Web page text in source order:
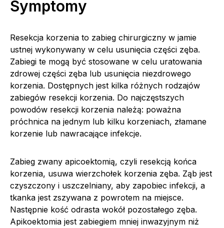
Symptomy
Resekcja korzenia to zabieg chirurgiczny w jamie
ustnej wykonywany w celu usunięcia części zęba.
Zabiegi te mogą być stosowane w celu uratowania
zdrowej części zęba lub usunięcia niezdrowego
korzenia. Dostępnych jest kilka różnych rodzajów
zabiegów resekcji korzenia. Do najczęstszych
powodów resekcji korzenia należą: poważna
próchnica na jednym lub kilku korzeniach, złamane
korzenie lub nawracające infekcje.
Zabieg zwany apicoektomią, czyli resekcją końca
korzenia, usuwa wierzchołek korzenia zęba. Ząb jest
czyszczony i uszczelniany, aby zapobiec infekcji, a
tkanka jest zszywana z powrotem na miejsce.
Następnie kość odrasta wokół pozostałego zęba.
Apikoektomia jest zabiegiem mniej inwazyjnym niż